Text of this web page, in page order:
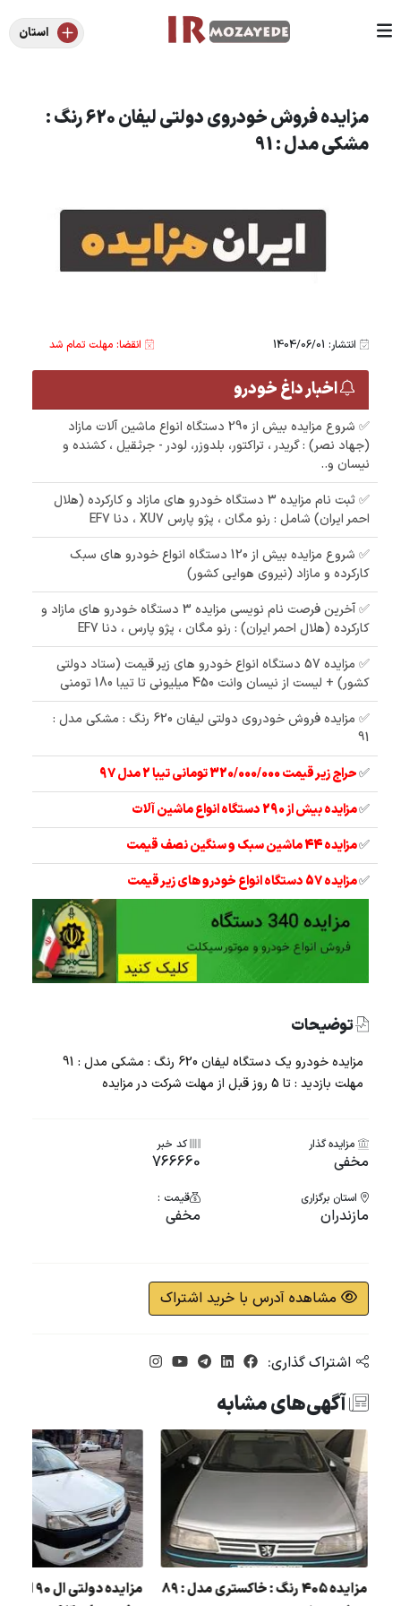
استان
مزایده فروش خودروی دولتی لیفان 620 رنگ :
مشکی مدل : 91
انتشار: 1404/06/01 انقضا: مهلت تمام شد
اخبار داغ خودرو
✅ شروع مزایده بیش از 290 دستگاه انواع ماشین آلات مازاد
(جهاد نصر) : گریدر ، تراکتور، بلدوزر، لودر - جرثقیل ، کشنده و
نیسان و..
✅ ثبت نام مزایده 3 دستگاه خودرو های مازاد و کارکرده (هلال
احمر ایران) شامل : رنو مگان ، پژو پارس XU7 ، دنا EF7
✅ شروع مزایده بیش از 120 دستگاه انواع خودرو های سبک
کارکرده و مازاد (نیروی هوایی کشور)
✅ آخرین فرصت نام نویسی مزایده 3 دستگاه خودرو های مازاد و
کارکرده (هلال احمر ایران) : رنو مگان ، پژو پارس ، دنا EF7
✅ مزایده 57 دستگاه انواع خودرو های زیر قیمت (ستاد دولتی
کشور) + لیست از نیسان وانت 450 میلیونی تا تیبا 180 تومنی
✅ مزایده فروش خودروی دولتی لیفان 620 رنگ : مشکی مدل :
91
✅حراج زیر قیمت 320/000/000 تومانی تیبا 2 مدل 97
✅مزایده بیش از 290 دستگاه انواع ماشین آلات
✅مزایده 44 ماشین سبک و سنگین نصف قیمت
✅مزایده 57 دستگاه انواع خودرو های زیر قیمت
توضیحات
مزایده خودرو یک دستگاه لیفان 620 رنگ : مشکی مدل : 91
مهلت بازدید : تا 5 روز قبل از مهلت شرکت در مزایده
مزایده گذار
مخفی
کد خبر
766660
استان برگزاری
مازندران
قیمت :
مخفی
مشاهده آدرس با خرید اشتراک
اشتراک گذاری:
آگهی‌های مشابه
مزایده 405 رنگ : خاکستری مدل : 89